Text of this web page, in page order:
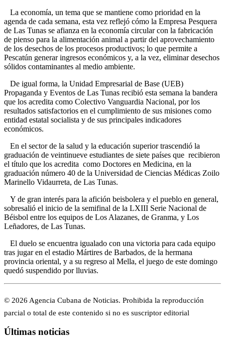
La economía, un tema que se mantiene como prioridad en la
agenda de cada semana, esta vez reflejó cómo la Empresa Pesquera
de Las Tunas se afianza en la economía circular con la fabricación
de pienso para la alimentación animal a partir del aprovechamiento
de los desechos de los procesos productivos; lo que permite a
Pescatún generar ingresos económicos y, a la vez, eliminar desechos
sólidos contaminantes al medio ambiente.
De igual forma, la Unidad Empresarial de Base (UEB)
Propaganda y Eventos de Las Tunas recibió esta semana la bandera
que los acredita como Colectivo Vanguardia Nacional, por los
resultados satisfactorios en el cumplimiento de sus misiones como
entidad estatal socialista y de sus principales indicadores
económicos.
En el sector de la salud y la educación superior trascendió la
graduación de veintinueve estudiantes de siete países que recibieron
el título que los acredita como Doctores en Medicina, en la
graduación número 40 de la Universidad de Ciencias Médicas Zoilo
Marinello Vidaurreta, de Las Tunas.
Y de gran interés para la afición beisbolera y el pueblo en general,
sobresalió el inicio de la semifinal de la LXIII Serie Nacional de
Béisbol entre los equipos de Los Alazanes, de Granma, y Los
Leñadores, de Las Tunas.
El duelo se encuentra igualado con una victoria para cada equipo
tras jugar en el estadio Mártires de Barbados, de la hermana
provincia oriental, y a su regreso al Mella, el juego de este domingo
quedó suspendido por lluvias.
© 2026 Agencia Cubana de Noticias. Prohibida la reproducción
parcial o total de este contenido si no es suscriptor editorial
Últimas noticias